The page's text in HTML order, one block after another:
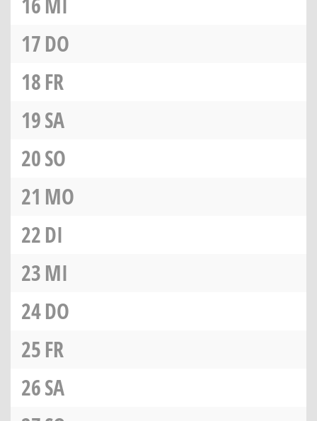
17DO
18FR
19SA
20SO
21 MO
22DI
23MI
24DO
25FR
26SA